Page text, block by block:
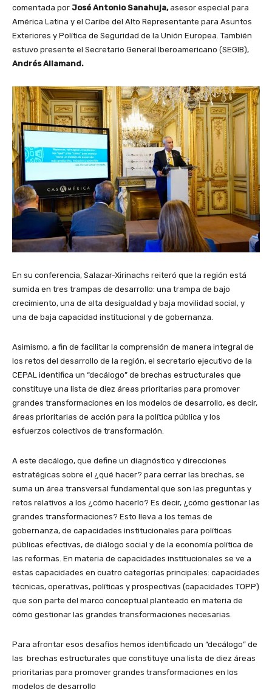
comentada por José Antonio Sanahuja,asesor especial para
América Latina y el Caribe del Alto Representante para Asuntos
Exteriores y Política de Seguridad de la Unión Europea. También
estuvo presente el Secretario General Iberoamericano (SEGIB),
Andrés Allamand.
En su conferencia, Salazar-Xirinachs reiteró que la región está
sumida en tres trampas de desarrollo: una trampa de bajo
crecimiento, una de alta desigualdad y baja movilidad social, y
una de baja capacidad institucional y de gobernanza.
Asimismo, a fin de facilitar la comprensión de manera integral de
los retos del desarrollo de la región, el secretario ejecutivo de la
CEPAL identifica un “decálogo” de brechas estructurales que
constituye una lista de diez áreas prioritarias para promover
grandes transformaciones en los modelos de desarrollo, es decir,
áreas prioritarias de acción para la política pública y los
esfuerzos colectivos de transformación.
A este decálogo, que define un diagnóstico y direcciones
estratégicas sobre el ¿qué hacer? para cerrar las brechas, se
suma un área transversal fundamental que son las preguntas y
retos relativos a los ¿cómo hacerlo? Es decir, ¿cómo gestionar las
grandes transformaciones? Esto lleva a los temas de
gobernanza, de capacidades institucionales para políticas
públicas efectivas, de diálogo social y de la economía política de
las reformas. En materia de capacidades institucionales se ve a
estas capacidades en cuatro categorías principales: capacidades
técnicas, operativas, políticas y prospectivas (capacidades TOPP)
que son parte del marco conceptual planteado en materia de
cómo gestionar las grandes transformaciones necesarias.
Para afrontar esos desafíos hemos identificado un “decálogo” de
las brechas estructurales que constituye una lista de diez áreas
prioritarias para promover grandes transformaciones en los
modelos de desarrollo